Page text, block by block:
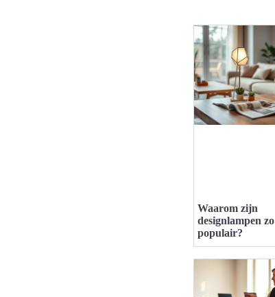
Waarom zijn
designlampen zo
populair?